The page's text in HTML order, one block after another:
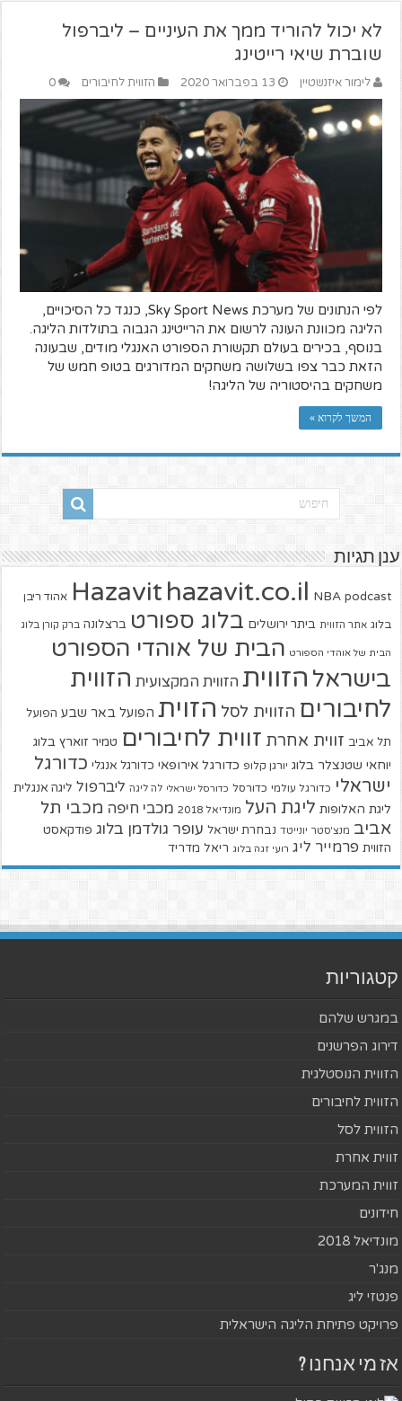
לא יכול להוריד ממך את העיניים – ליברפול
שוברת שיאי רייטינג
לימור איזנשטיין 13 בפברואר 2020 הזווית לחיבורים 0
לפי הנתונים של מערכת Sky Sport News, כנגד כל הסיכויים,
הליגה מכוונת העונה לרשום את הרייטינג הגבוה בתולדות הליגה.
בנוסף, בכירים בעולם תקשורת הספורט האנגלי מודים, שבעונה
הזאת כבר צפו בשלושה משחקים המדורגים בטופ חמש של
משחקים בהיסטוריה של הליגה!
המשך לקרוא »
ענן תגיות
Hazavit hazavit.co.il NBA podcast אהוד ריבן
בלוג אתר הזווית ביתר ירושלים בלוג ספורט ברצלונה ברק קורן בלוג
הבית של אוהדי הספורט הבית של אוהדי הספורט
בישראל הזווית הזווית המקצועית הזווית
לחיבורים הזווית לסל הזוית הפועל באר שבע הפועל
תל אביב זווית אחרת זווית לחיבורים טמיר זוארץ בלוג
יוחאי שטנצלר בלוג יורגן קלופ כדורגל אירופאי כדורגל אנגלי כדורגל
ישראלי כדורגל עולמי כדורסל כדורסל ישראלי לה ליגה ליברפול ליגה אנגלית
ליגת האלופות ליגת העל מונדיאל 2018 מכבי חיפה מכבי תל
אביב מנצ'סטר יונייטד נבחרת ישראל עופר גולדמן בלוג פודקאסט
הזווית פרמייר ליג רועי זגה בלוג ריאל מדריד
קטגוריות
במגרש שלהם
דירוג הפרשנים
הזווית הנוסטלגית
הזווית לחיבורים
הזווית לסל
זווית אחרת
זווית המערכת
חידונים
מונדיאל 2018
מנג'ר
פנטזי ליג
פרויקט פתיחת הליגה הישראלית
אז מי אנחנו ?